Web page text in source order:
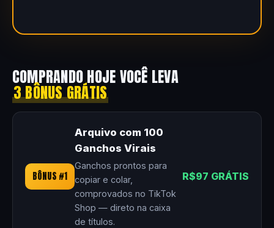
COMPRANDO HOJE VOCÊ LEVA
3 BÔNUS GRÁTIS
BÔNUS #1
Arquivo com 100
Ganchos Virais
Ganchos prontos para
copiar e colar,
comprovados no TikTok
Shop — direto na caixa
de títulos.
R$97 GRÁTIS